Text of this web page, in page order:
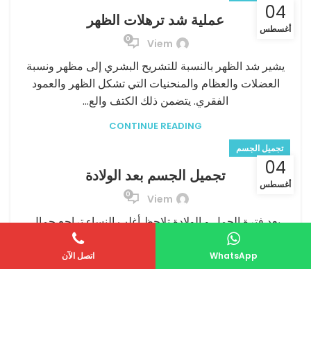
04
أغسطس عملية شد ترهلات الظهر
Viem
0
يشير شد الظهر بالنسبة للتشريح البشري إلى مظهر ونسبة
العضلات والعظام والمنحنيات التي تشكل الظهر والعمود
الفقري. يتضمن ذلك الكتف والع...
CONTINUE READING
04
أغسطس
تجميل الجسم
تجميل الجسم بعد الولادة
Viem
0
بعد فترة الحمل و الولادة تلاحظ أغلب النساء تراجع جمال
قوامهن و تهدله نتيجة التغيرات التي تطرأ على اجسامهن بعد
WhatsApp اتصل الآن